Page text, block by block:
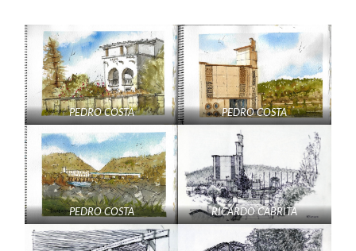
PEDRO COSTA PEDRO COSTA
PEDRO COSTA RICARDO CABRITA